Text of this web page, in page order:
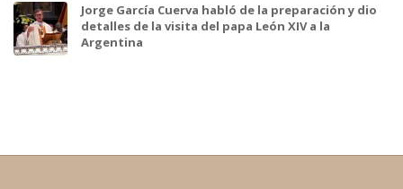
Jorge García Cuerva habló de la preparación y dio
detalles de la visita del papa León XIV a la
Argentina